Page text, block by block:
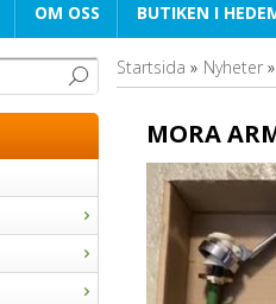
OM OSS BUTIKEN I
Startsida » Nyheter»
MORA